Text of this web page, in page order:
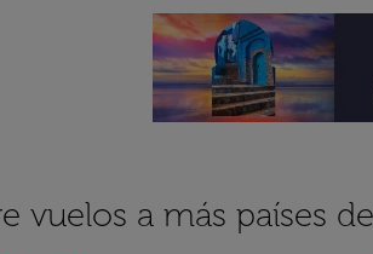
vuelos a más países